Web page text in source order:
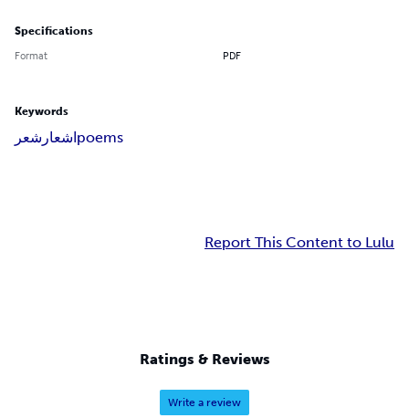
Specifications
Format PDF
Keywords
شعر اشعار poems
Report This Content to Lulu
Ratings & Reviews
Write a review